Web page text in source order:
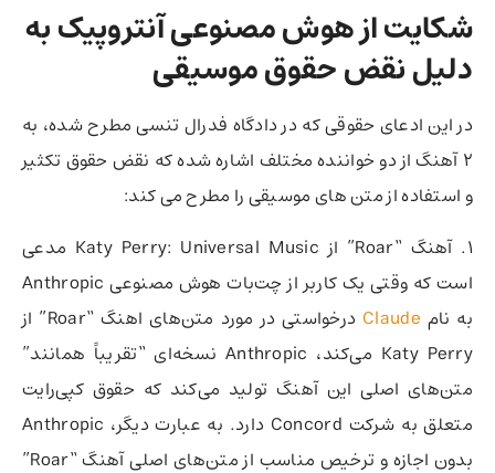
شکایت از هوش مصنوعی آنتروپیک به
دلیل نقض حقوق موسیقی
در این ادعای حقوقی که در دادگاه فدرال تنسی مطرح شده، به
2 آهنگ از دو خواننده مختلف اشاره شده که نقض حقوق تکثیر
و استفاده از متن های موسیقی را مطرح می کند:
1. آهنگ “Roar” از Katy Perry: Universal Music مدعی
است که وقتی یک کاربر از چت‌بات هوش مصنوعی Anthropic
به نام Claude
درخواستی در مورد متن‌های اهنگ “Roar” از
Katy Perry می‌کند، Anthropic نسخه‌ای “تقریباً همانند”
متن‌های اصلی این آهنگ تولید می‌کند که حقوق کپی‌رایت
متعلق به شرکت Concord دارد. به عبارت دیگر، Anthropic
بدون اجازه و ترخیص مناسب از متن‌های اصلی آهنگ “Roar”